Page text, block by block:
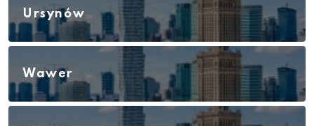
Ursynów
Wawer